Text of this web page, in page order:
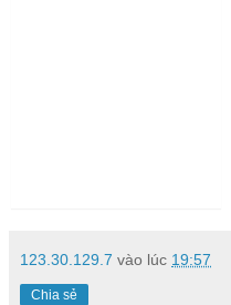
123.30.129.7 vào lúc 19:57
Chia sẻ